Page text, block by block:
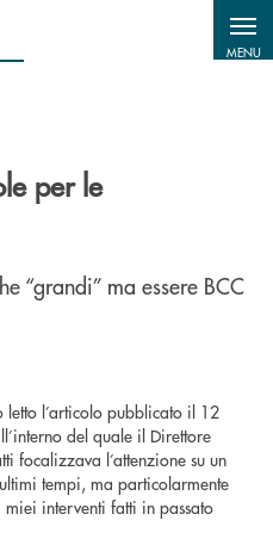
MENU
per le
“grandi” ma essere BCC
letto l’articolo pubblicato il 12
del quale il Direttore
focalizzava l’attenzione su un
tempi, ma particolarmente
interventi fatti in passato